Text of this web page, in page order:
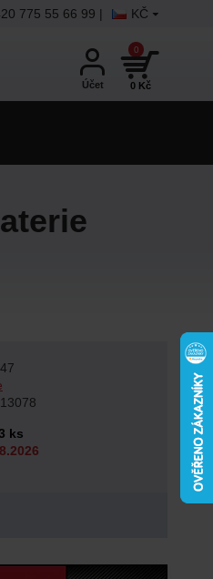
KČ
775 55 66 99 |
Účet 0 Kč
0
ks